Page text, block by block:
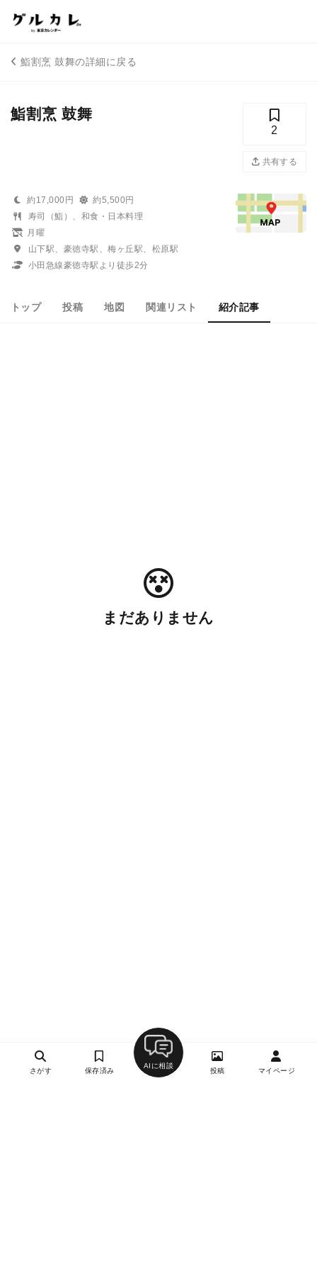
鮨割烹 鼓舞の詳細に戻る
鮨割烹 鼓舞
2
共有する
約17,000円
約5,500円
寿司（鮨）、和食・日本料理
月曜
山下駅、豪徳寺駅、梅ヶ丘駅、松原駅
小田急線豪徳寺駅より徒歩2分
トップ 投稿 地図 関連リスト 紹介記事
まだありません
さがす 保存済み
AIに相談
投稿 マイページ